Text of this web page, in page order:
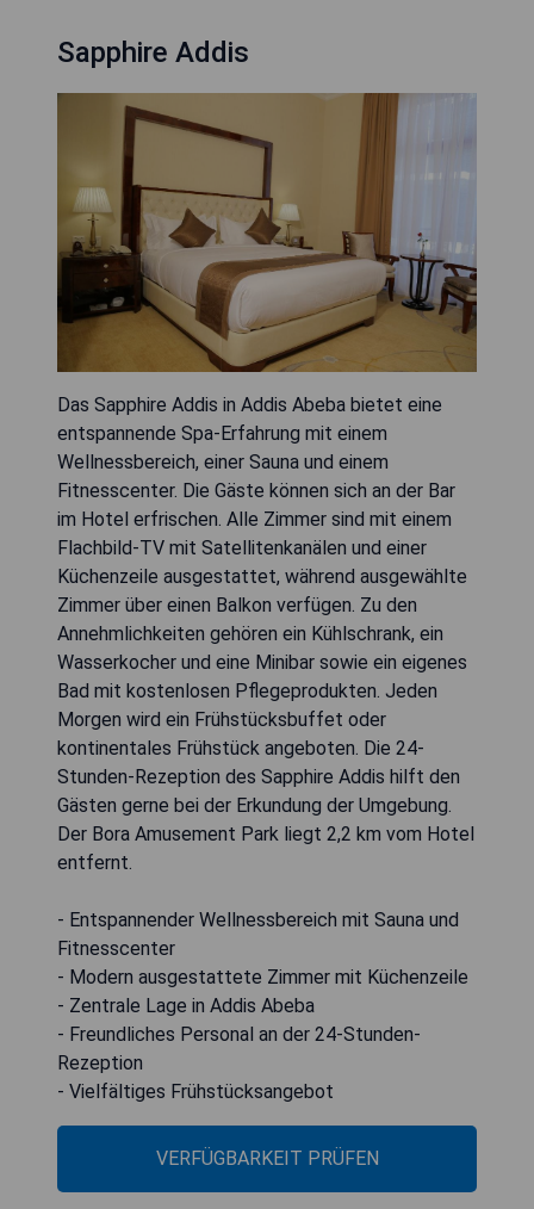
Sapphire Addis
Das Sapphire Addis in Addis Abeba bietet eine
entspannende Spa-Erfahrung mit einem
Wellnessbereich, einer Sauna und einem
Fitnesscenter. Die Gäste können sich an der Bar
im Hotel erfrischen. Alle Zimmer sind mit einem
Flachbild-TV mit Satellitenkanälen und einer
Küchenzeile ausgestattet, während ausgewählte
Zimmer über einen Balkon verfügen. Zu den
Annehmlichkeiten gehören ein Kühlschrank, ein
Wasserkocher und eine Minibar sowie ein eigenes
Bad mit kostenlosen Pflegeprodukten. Jeden
Morgen wird ein Frühstücksbuffet oder
kontinentales Frühstück angeboten. Die 24-
Stunden-Rezeption des Sapphire Addis hilft den
Gästen gerne bei der Erkundung der Umgebung.
Der Bora Amusement Park liegt 2,2 km vom Hotel
entfernt.
- Entspannender Wellnessbereich mit Sauna und
Fitnesscenter
- Modern ausgestattete Zimmer mit Küchenzeile
- Zentrale Lage in Addis Abeba
- Freundliches Personal an der 24-Stunden-
Rezeption
- Vielfältiges Frühstücksangebot
VERFÜGBARKEIT PRÜFEN